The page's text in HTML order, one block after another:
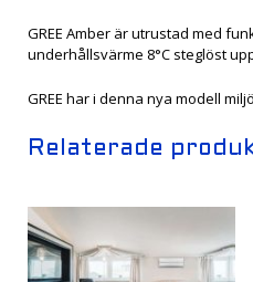
GREE Amber är utrustad med
underhållsvärme 8°C steglöst
GREE har i denna nya modell
Relaterade